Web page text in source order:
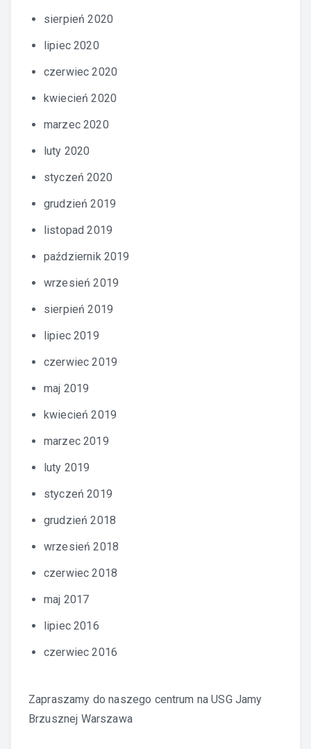
sierpień 2020
lipiec 2020
czerwiec 2020
kwiecień 2020
marzec 2020
luty 2020
styczeń 2020
grudzień 2019
listopad 2019
październik 2019
wrzesień 2019
sierpień 2019
lipiec 2019
czerwiec 2019
maj 2019
kwiecień 2019
marzec 2019
luty 2019
styczeń 2019
grudzień 2018
wrzesień 2018
czerwiec 2018
maj 2017
lipiec 2016
czerwiec 2016
Zapraszamy do naszego centrum naUSG Jamy
Brzusznej Warszawa